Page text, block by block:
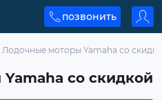
позвонить
Лодочные моторы Yamaha со
со скидкой